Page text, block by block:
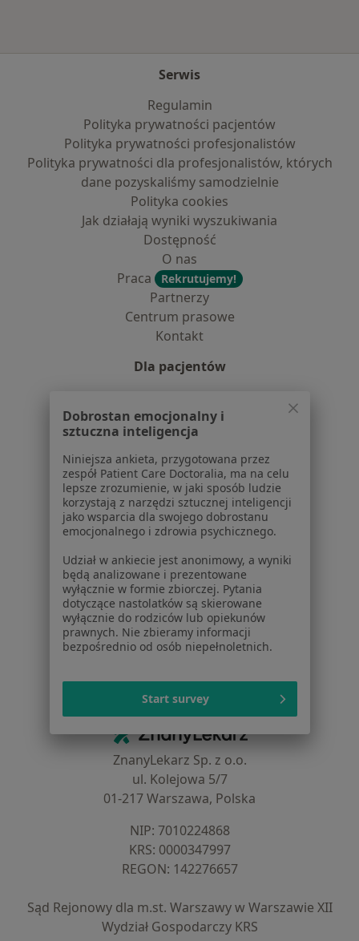
Serwis
Regulamin
Polityka prywatności pacjentów
Polityka prywatności profesjonalistów
Polityka prywatności dla profesjonalistów, których
dane pozyskaliśmy samodzielnie
Polityka cookies
Jak działają wyniki wyszukiwania
Dostępność
O nas
Praca
Rekrutujemy!
Partnerzy
Centrum prasowe
Kontakt
Dla pacjentów
Placówki medyczne
Pytania i odpowiedzi
Usługi i zabiegi
Choroby
Pomoc
Aplikacje mobilne
Blog dla pacjentów
Dla profesjonalistów
Cennik
Dla lekarzy
Dla placówek medycznych
Noa Notes
nowość
Kontakt
ZnanyLekarz Sp. z o.o.
ul. Kolejowa 5/7
01-217 Warszawa, Polska
NIP: ⁠7010224868
KRS: ⁠0000347997
REGON: ⁠142276657
Sąd Rejonowy dla m.st. Warszawy w Warszawie XII
Wydział Gospodarczy KRS
Dobrostan emocjonalny i
sztuczna inteligencja
Niniejsza ankieta, przygotowana przez
zespół Patient Care Doctoralia, ma na celu
lepsze zrozumienie, w jaki sposób ludzie
korzystają z narzędzi sztucznej inteligencji
jako wsparcia dla swojego dobrostanu
emocjonalnego i zdrowia psychicznego.
Udział w ankiecie jest anonimowy, a wyniki
będą analizowane i prezentowane
wyłącznie w formie zbiorczej. Pytania
dotyczące nastolatków są skierowane
wyłącznie do rodziców lub opiekunów
prawnych. Nie zbieramy informacji
bezpośrednio od osób niepełnoletnich.
Start survey